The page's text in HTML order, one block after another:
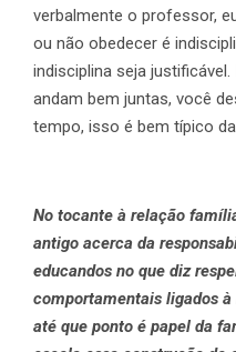
verbalmente o professor,
ou não obedecer é
indisciplina seja
andam bem juntas, você
tempo, isso é bem típico
No tocante à relação
antigo acerca da
educandos no que diz
comportamentais ligados
até que ponto é papel da